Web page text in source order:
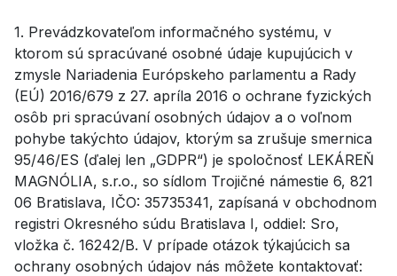
1. Prevádzkovateľom informačného systému, v
ktorom sú spracúvané osobné údaje kupujúcich v
zmysle Nariadenia Európskeho parlamentu a Rady
(EÚ) 2016/679 z 27. apríla 2016 o ochrane fyzických
osôb pri spracúvaní osobných údajov a o voľnom
pohybe takýchto údajov, ktorým sa zrušuje smernica
95/46/ES (ďalej len „GDPR“) je spoločnosť LEKÁREŇ
MAGNÓLIA, s.r.o., so sídlom Trojičné námestie 6, 821
06 Bratislava, IČO: 35735341, zapísaná v obchodnom
registri Okresného súdu Bratislava I, oddiel: Sro,
vložka č. 16242/B. V prípade otázok týkajúcich sa
ochrany osobných údajov nás môžete kontaktovať: